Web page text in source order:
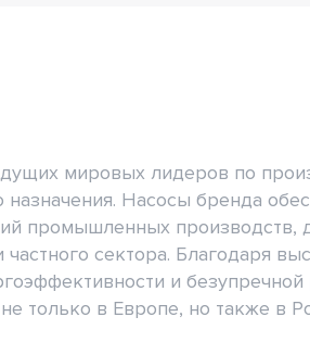
мировых лидеров по
Насосы бренда
промышленных производств,
частного сектора. Благодаря
и
только в Европе, но также в